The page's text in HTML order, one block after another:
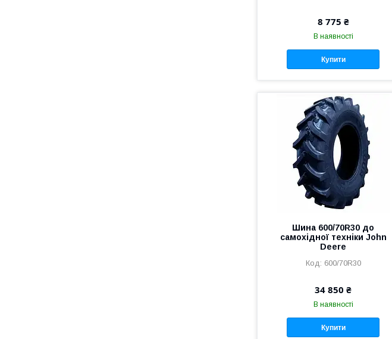
8 775 ₴
В наявності
Купити
Шина 600/70R30 до
самохідної техніки John
Deere
600/70R30
34 850 ₴
В наявності
Купити